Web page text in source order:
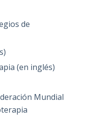
de
(en inglés)
Mundial